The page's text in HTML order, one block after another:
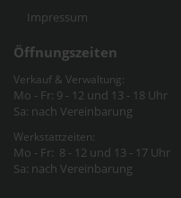
Impressum
Öffnungszeiten
Verkauf & Verwaltung:
Mo - Fr: 9 - 12 und 13 - 18 Uhr
Sa: nach Vereinbarung
Werkstattzeiten:
Mo - Fr: 8 - 12 und 13 - 17 Uhr
Sa: nach Vereinbarung